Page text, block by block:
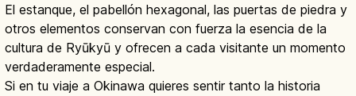
El estanque, el pabellón hexagonal, las puertas de piedra y
otros elementos conservan con fuerza la esencia de la
cultura de Ryūkyū y ofrecen a cada visitante un momento
verdaderamente especial.
Si en tu viaje a Okinawa quieres sentir tanto la historia